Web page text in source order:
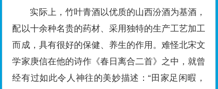
实际上，竹叶青酒以优质的山西汾酒为基酒，
配以十余种名贵的药材、采用独特的生产工艺加工
而成，具有很好的保健、养生的作用。难怪北宋文
学家庚信在他的诗作《春日离合二首》之中，就曾
经有过如此令人神往的美妙描述：“田家足闲暇，